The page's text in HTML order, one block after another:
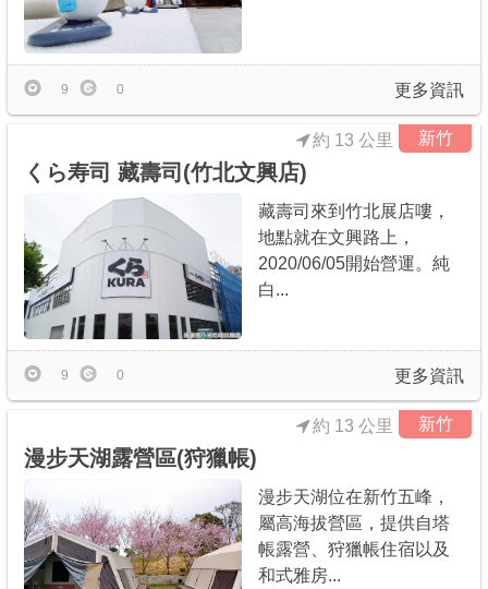
更多資訊
9 0
新竹
くら寿司 藏壽司(竹北文興店)
約 13 公里
藏壽司來到竹北展店嘍，
地點就在文興路上，
2020/06/05開始營運。純
白...
更多資訊
9 0
新竹
漫步天湖露營區(狩獵帳)
約 13 公里
漫步天湖位在新竹五峰，
屬高海拔營區，提供自塔
帳露營、狩獵帳住宿以及
和式雅房...